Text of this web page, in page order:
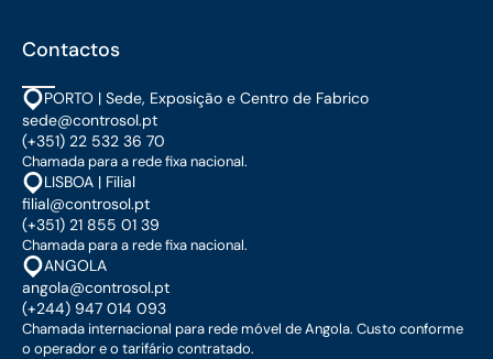
Contactos
PORTO | Sede, Exposição e Centro de Fabrico
sede@controsol.pt
(+351) 22 532 36 70
Chamada para a rede fixa nacional.
LISBOA | Filial
filial@controsol.pt
(+351) 21 855 01 39
Chamada para a rede fixa nacional.
ANGOLA
angola@controsol.pt
(+244) 947 014 093
Chamada internacional para rede móvel de Angola. Custo conforme
o operador e o tarifário contratado.